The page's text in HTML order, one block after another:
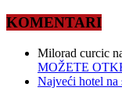
KOMENTARI
Milorad curcic
MOŽETE
Najveći hotel na